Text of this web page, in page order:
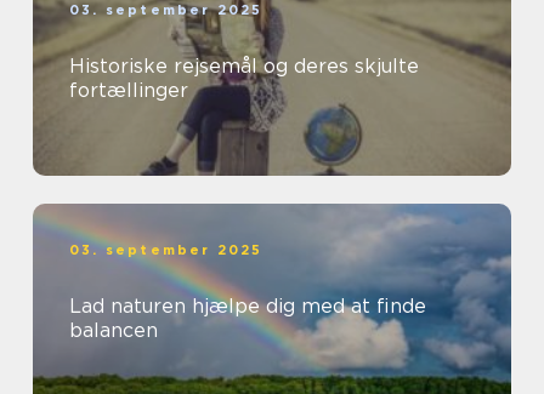
03. september 2025
Historiske rejsemål og deres skjulte
fortællinger
03. september 2025
Lad naturen hjælpe dig med at finde
balancen